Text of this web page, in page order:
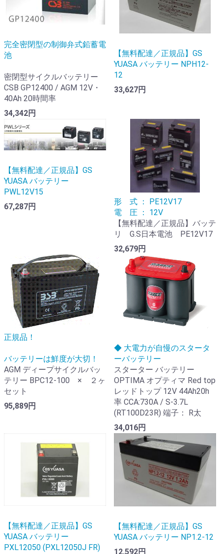
完全密閉型の制御弁式鉛蓄電
池
密閉型サイクルバッテリー
CSB GP12400 / AGM 12V・
40Ah 20時間率
34,342円
【無料配達／正規品】GS
YUASA バッテリー NPH12-
12
33,627円
【無料配達／正規品】GS
YUASA バッテリー
PWL12V15
67,287円
形 式 ： PE12V17
電 圧 ： 12V
【無料配達／正規品】バッテ
リ G.S日本電池 PE12V17
32,679円
正規品！
バッテリーは鮮度が大切！
AGM ディープサイクルバッ
テリー BPC12-100 × ２ヶ
セット
95,889円
◆ 大電力が自慢のスタータ
ーバッテリー
スターター バッテリー
OPTIMA オプティマ Red top
レッドトップ 12V 44Ah20h
率 CCA:730A / S-3.7L
(RT100D23R) 端子： R太
34,016円
【無料配達／正規品】GS
YUASA バッテリー
PXL12050 (PXL12050J FR)
【無料配達／正規品】GS
YUASA バッテリー NP1.2-12
12,592円